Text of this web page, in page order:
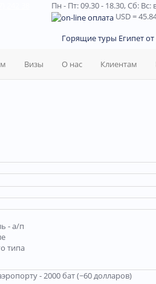
Пн - Пт: 09.30 - 18.30,Сб: Вс:
USD=
Горящие туры Египет от
Визы О нас Клиентам
- а/п
типа
- 2000 бат (~60 долларов)